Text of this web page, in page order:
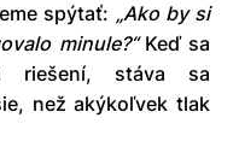
spýtať: „Ako by si
minule?“Keď sa
riešení, stáva sa
než akýkoľvek tlak